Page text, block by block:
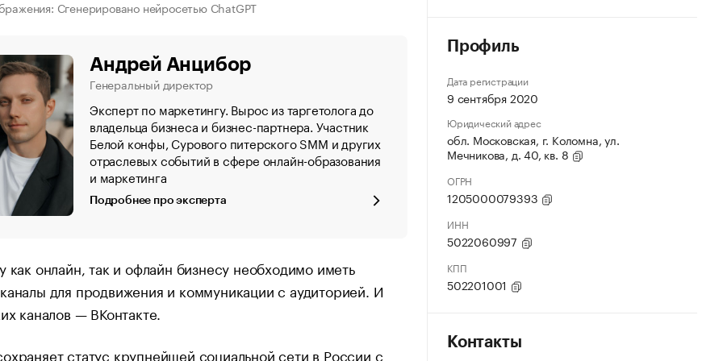
Сгенерировано нейросетью ChatGPT
Андрей Анцибор
Генеральный директор
Эксперт по маркетингу. Вырос из таргетолога до
владельца бизнеса и бизнес-партнера. Участник
Белой конфы, Сурового питерского SMM и других
отраслевых событий в сфере онлайн-образования
и маркетинга
Подробнее про эксперта
как онлайн, так и офлайн бизнесу необходимо иметь
для продвижения и коммуникации с аудиторией. И
каналов — ВКонтакте.
статус крупнейшей социальной сети в России с
Профиль
Дата регистрации
9 сентября 2020
Юридический адрес
обл. Московская, г. Коломна, ул.
Мечникова, д. 40, кв. 8
ОГРН
1205000079393
ИНН
5022060997
КПП
502201001
Контакты